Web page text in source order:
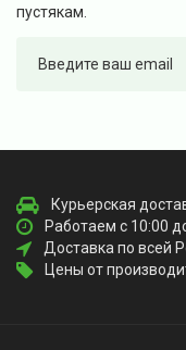
пустякам.
Курьерская
Работаем с 10:00
Доставка по всей
Цены от